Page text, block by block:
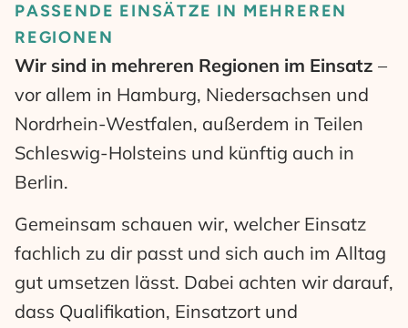
PASSENDE EINSÄTZE IN MEHREREN
REGIONEN
Wir sind in mehreren Regionen im Einsatz –
vor allem in Hamburg, Niedersachsen und
Nordrhein-Westfalen, außerdem in Teilen
Schleswig-Holsteins und künftig auch in
Berlin.
Gemeinsam schauen wir, welcher Einsatz
fachlich zu dir passt und sich auch im Alltag
gut umsetzen lässt. Dabei achten wir darauf,
dass Qualifikation, Einsatzort und